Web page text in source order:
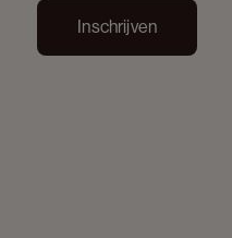
Inschrijven